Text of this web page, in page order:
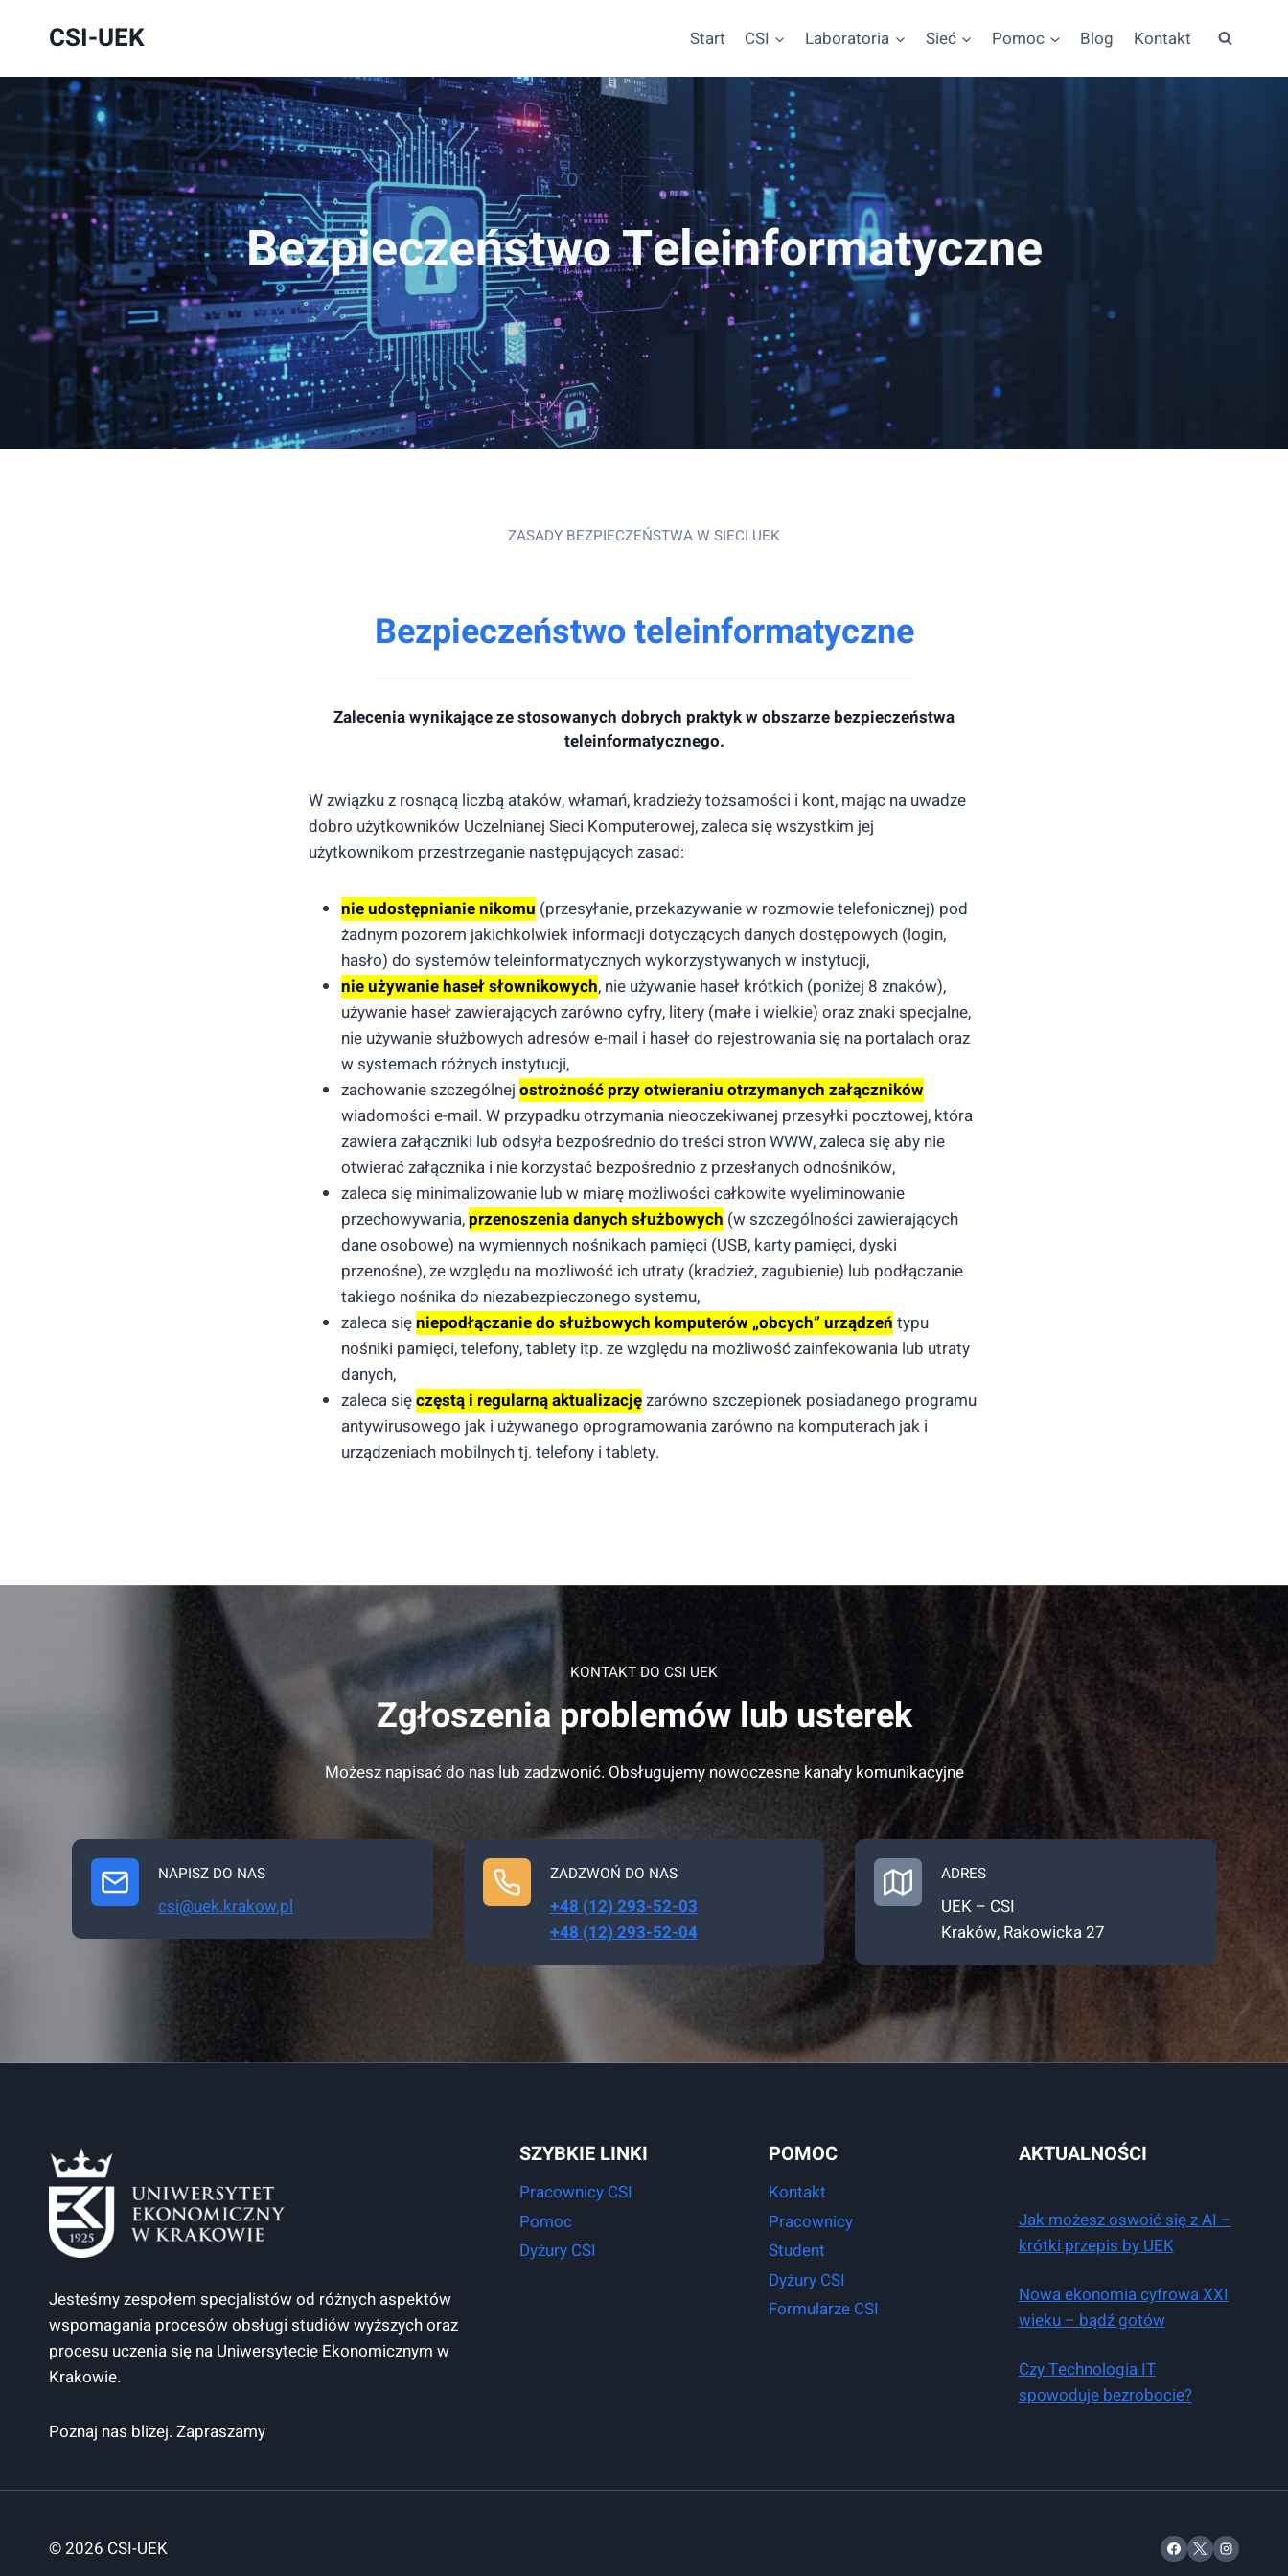
CSI-UEK Start CSI Laboratoria Sieć Pomoc Blog Kontakt
Bezpieczeństwo Teleinformatyczne
ZASADY BEZPIECZEŃSTWA W SIECI UEK
Bezpieczeństwo teleinformatyczne
Zalecenia wynikające ze stosowanych dobrych praktyk w obszarze bezpieczeństwa
teleinformatycznego.
W związku z rosnącą liczbą ataków, włamań, kradzieży tożsamości i kont, mając na uwadze
dobro użytkowników Uczelnianej Sieci Komputerowej, zaleca się wszystkim jej
użytkownikom przestrzeganie następujących zasad:
nie udostępnianie nikomu (przesyłanie, przekazywanie w rozmowie telefonicznej) pod
żadnym pozorem jakichkolwiek informacji dotyczących danych dostępowych (login,
hasło) do systemów teleinformatycznych wykorzystywanych w instytucji,
nie używanie haseł słownikowych, nie używanie haseł krótkich (poniżej 8 znaków),
używanie haseł zawierających zarówno cyfry, litery (małe i wielkie) oraz znaki specjalne,
nie używanie służbowych adresów e-mail i haseł do rejestrowania się na portalach oraz
w systemach różnych instytucji,
zachowanie szczególnej ostrożność przy otwieraniu otrzymanych załączników
wiadomości e-mail. W przypadku otrzymania nieoczekiwanej przesyłki pocztowej, która
zawiera załączniki lub odsyła bezpośrednio do treści stron WWW, zaleca się aby nie
otwierać załącznika i nie korzystać bezpośrednio z przesłanych odnośników,
zaleca się minimalizowanie lub w miarę możliwości całkowite wyeliminowanie
przechowywania, przenoszenia danych służbowych (w szczególności zawierających
dane osobowe) na wymiennych nośnikach pamięci (USB, karty pamięci, dyski
przenośne), ze względu na możliwość ich utraty (kradzież, zagubienie) lub podłączanie
takiego nośnika do niezabezpieczonego systemu,
zaleca sięniepodłączanie do służbowych komputerów „obcych” urządzeń typu
nośniki pamięci, telefony, tablety itp. ze względu na możliwość zainfekowania lub utraty
danych,
zaleca sięczęstą i regularną aktualizacjęzarówno szczepionek posiadanego programu
antywirusowego jak i używanego oprogramowania zarówno na komputerach jak i
urządzeniach mobilnych tj. telefony i tablety.
KONTAKT DO CSI UEK
Zgłoszenia problemów lub usterek
Możesz napisać do nas lub zadzwonić. Obsługujemy nowoczesne kanały komunikacyjne
NAPISZ DO NAS
csi@uek.krakow.pl
ZADZWOŃ DO NAS
+48 (12) 293-52-03
+48 (12) 293-52-04
ADRES
UEK – CSI
Kraków, Rakowicka 27
Jesteśmy zespołem specjalistów od różnych aspektów
wspomagania procesów obsługi studiów wyższych oraz
procesu uczenia się na Uniwersytecie Ekonomicznym w
Krakowie.
Poznaj nas bliżej. Zapraszamy
SZYBKIE LINKI
Pracownicy CSI
Pomoc
Dyżury CSI
POMOC
Kontakt
Pracownicy
Student
Dyżury CSI
Formularze CSI
AKTUALNOŚCI
Jak możesz oswoić się z AI –
krótki przepis by UEK
Nowa ekonomia cyfrowa XXI
wieku – bądź gotów
Czy Technologia IT
spowoduje bezrobocie?
© 2026 CSI-UEK